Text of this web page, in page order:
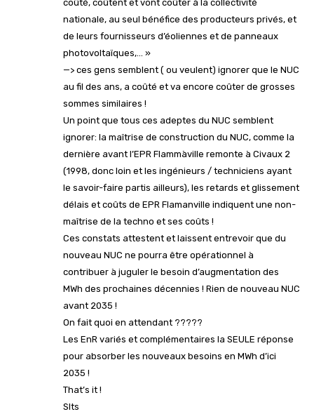
coûté, coûtent et vont coûter à la collectivité
nationale, au seul bénéfice des producteurs privés, et
de leurs fournisseurs d’éoliennes et de panneaux
photovoltaïques,… »
—> ces gens semblent ( ou veulent) ignorer que le NUC
au fil des ans, a coûté et va encore coûter de grosses
sommes similaires !
Un point que tous ces adeptes du NUC semblent
ignorer: la maîtrise de construction du NUC, comme la
dernière avant l’EPR Flammàville remonte à Civaux 2
(1998, donc loin et les ingénieurs / techniciens ayant
le savoir-faire partis ailleurs), les retards et glissement
délais et coûts de EPR Flamanville indiquent une non-
maîtrise de la techno et ses coûts !
Ces constats attestent et laissent entrevoir que du
nouveau NUC ne pourra être opérationnel à
contribuer à juguler le besoin d’augmentation des
MWh des prochaines décennies ! Rien de nouveau NUC
avant 2035 !
On fait quoi en attendant ?????
Les EnR variés et complémentaires la SEULE réponse
pour absorber les nouveaux besoins en MWh d’ici
2035 !
That’s it !
Slts